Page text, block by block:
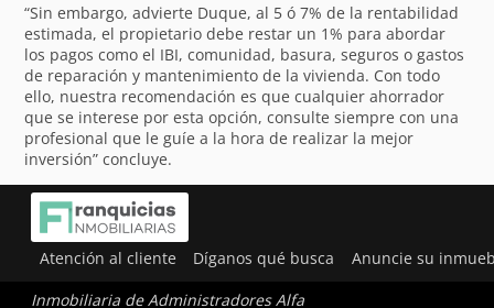
“Sin embargo, advierte Duque, al 5 ó 7% de la rentabilidad
estimada, el propietario debe restar un 1% para abordar
los pagos como el IBI, comunidad, basura, seguros o gastos
de reparación y mantenimiento de la vivienda. Con todo
ello, nuestra recomendación es que cualquier ahorrador
que se interese por esta opción, consulte siempre con una
profesional que le guíe a la hora de realizar la mejor
inversión” concluye.
Atención al cliente Díganos qué busca Anuncie su
Inmobiliaria de Administradores Alfa